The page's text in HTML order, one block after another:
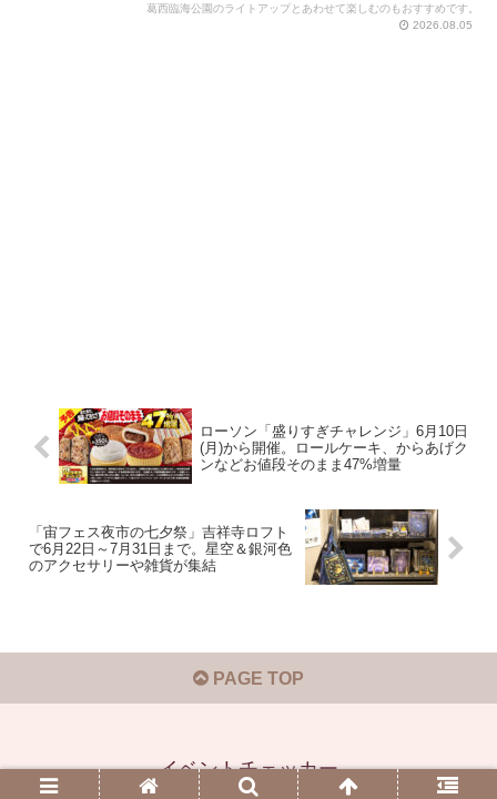
葛西臨海公園のライトアップとあわせて楽しむのもおすすめです。
2026.08.05
ローソン「盛りすぎチャレンジ」6月10日
(月)から開催。ロールケーキ、からあげク
ンなどお値段そのまま47%増量
「宙フェス夜市の七夕祭」吉祥寺ロフト
で6月22日～7月31日まで。星空＆銀河色
のアクセサリーや雑貨が集結
PAGE TOP
イベントチェッカー